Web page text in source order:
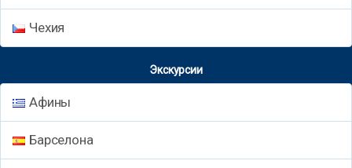
Чехия
Экскурсии
Афины
Барселона